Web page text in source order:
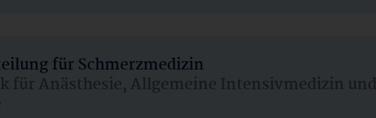
für Schmerzmedizin
für Anästhesie, Allgemeine Intensivmedizin und